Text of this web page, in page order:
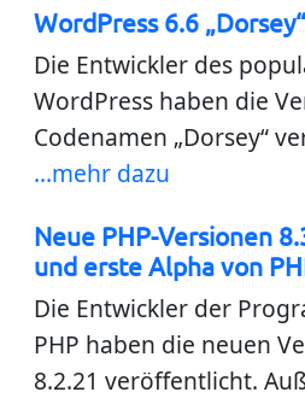
WordPress 6.6
Die Entwickler des
WordPress haben die
Codenamen „Dorsey“
...mehr dazu
Neue PHP-Versionen
und erste Alpha von
Die Entwickler der
PHP haben die neuen
8.2.21 veröffentlicht.